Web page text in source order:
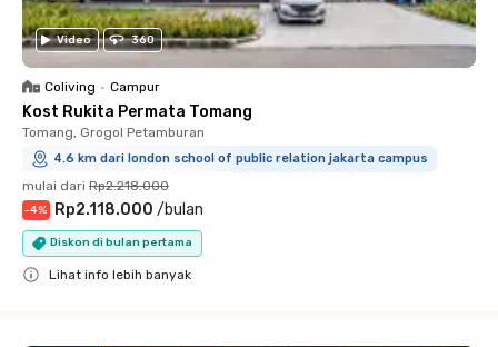
Video 360
Coliving • Campur
Kost Rukita Permata Tomang
Tomang, Grogol Petamburan
4.6 km dari london school of public relation jakarta campus
mulai dari Rp2.218.000
-4% Rp2.118.000 /bulan
Diskon di bulan pertama
Lihat info lebih banyak